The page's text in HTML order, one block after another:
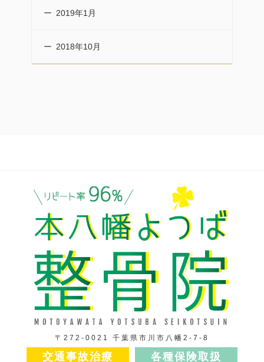
2019年1月
2018年10月
〒272-0021 千葉県市川市八幡2-7-8
交通事故治療 各種保険取扱